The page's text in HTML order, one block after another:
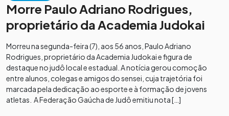
Morre Paulo Adriano Rodrigues,
proprietário da Academia Judokai
Morreu na segunda-feira (7), aos 56 anos, Paulo Adriano
Rodrigues, proprietário da Academia Judokai e figura de
destaque no judô local e estadual. A notícia gerou comoção
entre alunos, colegas e amigos do sensei, cuja trajetória foi
marcada pela dedicação ao esporte e à formação de jovens
atletas. A Federação Gaúcha de Judô emitiu nota […]